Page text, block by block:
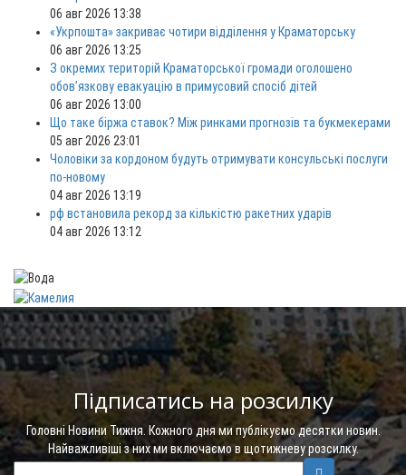
06 авг 2026 13:38
«Укрпошта» закриває чотири відділення у Краматорську
06 авг 2026 13:25
З окремих територій Краматорської громади оголошено
обов’язкову евакуацію в примусовий спосіб дітей
06 авг 2026 13:00
Що таке біржа ставок? Між ринками прогнозів та букмекерами
05 авг 2026 23:01
Чоловіки за кордоном будуть отримувати консульські послуги
по-новому
04 авг 2026 13:19
рф встановила рекорд за кількістю ракетних ударів
04 авг 2026 13:12
Підписатись на розсилку
Головні Новини Тижня. Кожного дня ми публікуємо десятки новин.
Найважливіші з них ми включаємо в щотижневу розсилку.